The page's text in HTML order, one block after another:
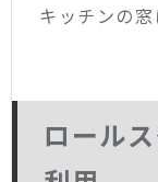
キッチンの窓
ロール